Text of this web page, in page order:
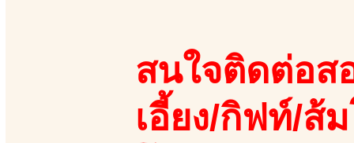
สนใจติดต่อส
เอี้ยง/กิฟท์/ส้